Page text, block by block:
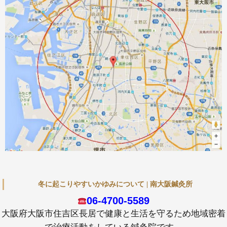
冬に起こりやすいかゆみについて | 南大阪鍼灸所
06-4700-5589
大阪府大阪市住吉区長居で健康と生活を守るため地域密着